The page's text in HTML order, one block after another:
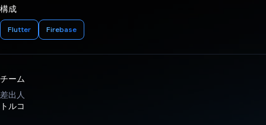
構成
Flutter Firebase
チーム
差出人
トルコ